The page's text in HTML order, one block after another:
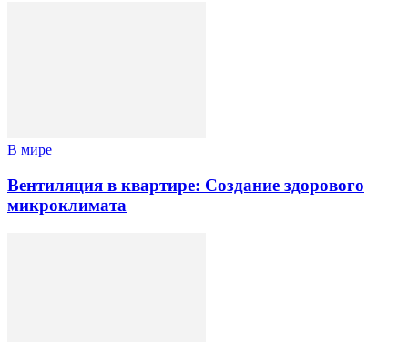
В мире
Вентиляция в квартире: Создание здорового
микроклимата